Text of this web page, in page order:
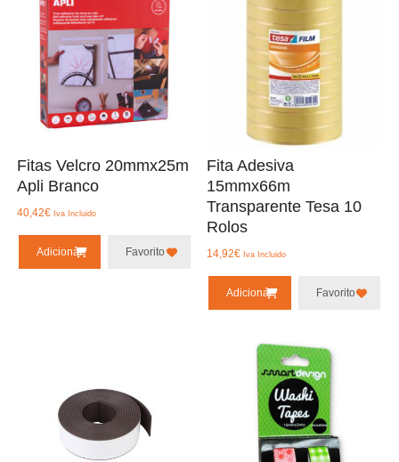
Fitas Velcro 20mmx25m
Apli Branco
40,42€ Iva Incluido
Adicionar Favorito
Fita Adesiva
15mmx66m
Transparente Tesa 10
Rolos
14,92€ Iva Incluido
Adicionar Favorito